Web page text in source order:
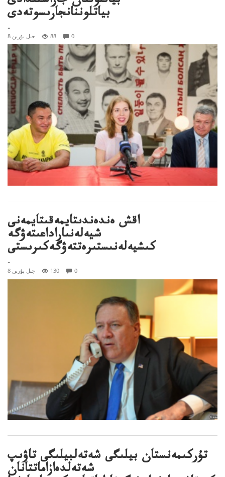
بياتلوننانجارىسوتەدى
..
8 جىل بۇرىن 88 0
اقش ەندەندىتايمەقىتايمەنى
شيەلەنىاراداعىتەۋگە
كىشيەلەنىستىرەتتەۋگەكىرىستى
..
8 جىل بۇرىن 130 0
تۇركىمەنستان بيلىگى شەتەلبيلىگى تاۋىپ
شەتەلدەازاماتتانان